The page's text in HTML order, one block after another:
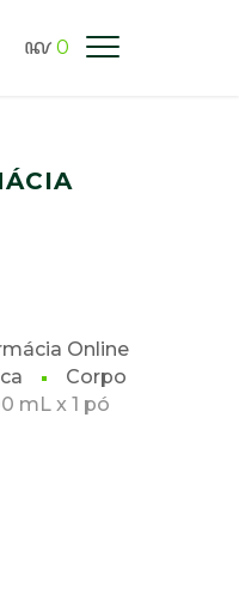
0
LISBOA
Online
Corpo
mL x 1 pó